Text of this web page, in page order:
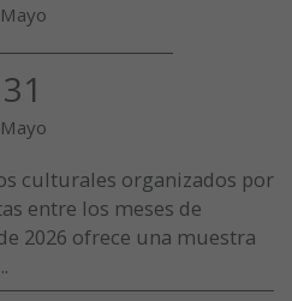
Mayo
31
Mayo
culturales organizados por
entre los meses de
2026 ofrece una muestra